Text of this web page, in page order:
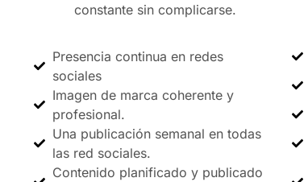
constante sin complicarse.
Presencia continua en redes
sociales
Imagen de marca coherente y
profesional.
Una publicación semanal en todas
las red sociales.
Contenido planificado y publicado